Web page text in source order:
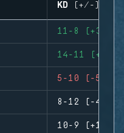
KD (+/-)
11-8 (+3)
14-11 (+3)
5-10 (-5)
8-12 (-4)
10-9 (+1)